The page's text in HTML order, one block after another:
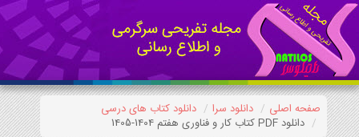
صفحه اصلی دانلود سرا
دانلود کتاب های درسی
دانلود PDF کتاب کار و فناوری هفتم 1404-1405